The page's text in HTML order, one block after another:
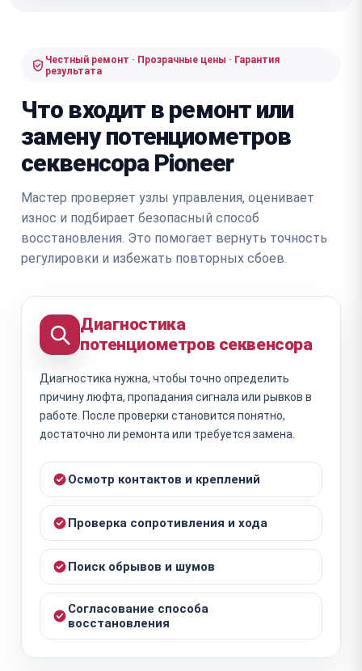
Честный ремонт · Прозрачные цены · Гарантия
результата
Что входит в ремонт или
замену потенциометров
секвенсора Pioneer
Мастер проверяет узлы управления, оценивает
износ и подбирает безопасный способ
восстановления. Это помогает вернуть точность
регулировки и избежать повторных сбоев.
Диагностика
потенциометров секвенсора
Диагностика нужна, чтобы точно определить
причину люфта, пропадания сигнала или рывков в
работе. После проверки становится понятно,
достаточно ли ремонта или требуется замена.
Осмотр контактов и креплений
Проверка сопротивления и хода
Поиск обрывов и шумов
Согласование способа
восстановления